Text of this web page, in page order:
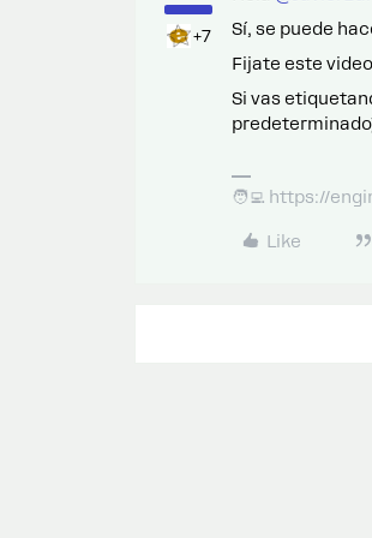
+7
Sí, se puede
Fijate este
Si vas
🧑‍💻 https://
Like